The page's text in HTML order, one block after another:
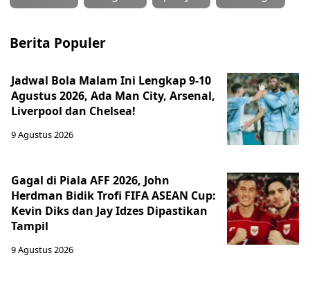
Berita Populer
Jadwal Bola Malam Ini Lengkap 9-10
Agustus 2026, Ada Man City, Arsenal,
Liverpool dan Chelsea!
9 Agustus 2026
Gagal di Piala AFF 2026, John
Herdman Bidik Trofi FIFA ASEAN Cup:
Kevin Diks dan Jay Idzes Dipastikan
Tampil
9 Agustus 2026